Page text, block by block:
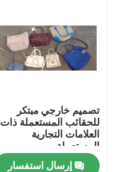
جولة في المعمل
اتصل بنا
اطلب اقتباس
تصميم خارجي مبتكر
للحقائب المستعملة ذات
العلامات التجارية
المستعملة
إرسال استفسار